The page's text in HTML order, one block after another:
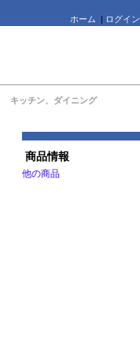
ホーム | ログイン
キッチン、ダイニング
商品情報
他の商品